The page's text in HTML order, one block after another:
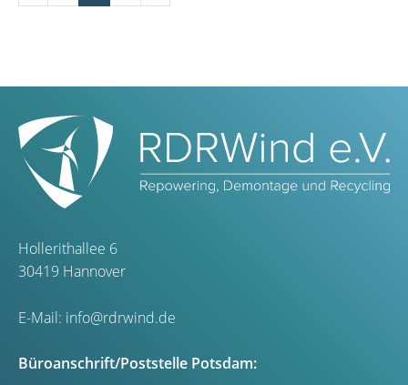
Hollerithallee 6
30419 Hannover
E-Mail: info@rdrwind.de
Büroanschrift/Poststelle Potsdam: